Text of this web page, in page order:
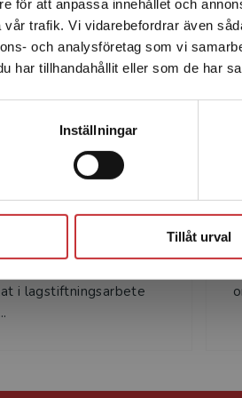
för att anpassa innehållet och
trafik. Vi vidarebefordrar även
och analysföretag som vi
har tillhandahållit eller som de har
Inställningar
Tillåt urval
Det verkar som att du besöker
enhet utanför Sverige. Vi erbjuder
Sverige. För att kunna slutföra ett
leveransadressen vara i Sverige.
i praktiskt inriktad utbildning på
på arbetsmarknaden.
Lars Viklund
har mångårig
från domstolar,
i lagstiftningsarbete